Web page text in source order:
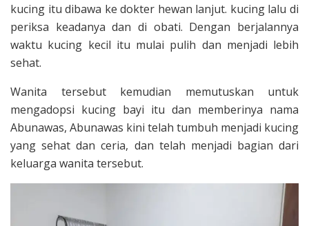
kucing itu dibawa ke dokter hewan lanjut. kucing lalu di
periksa keadanya dan di obati. Dengan berjalannya
waktu kucing kecil itu mulai pulih dan menjadi lebih
sehat.
Wanita tersebut kemudian memutuskan untuk
mengadopsi kucing bayi itu dan memberinya nama
Abunawas, Abunawas kini telah tumbuh menjadi kucing
yang sehat dan ceria, dan telah menjadi bagian dari
keluarga wanita tersebut.